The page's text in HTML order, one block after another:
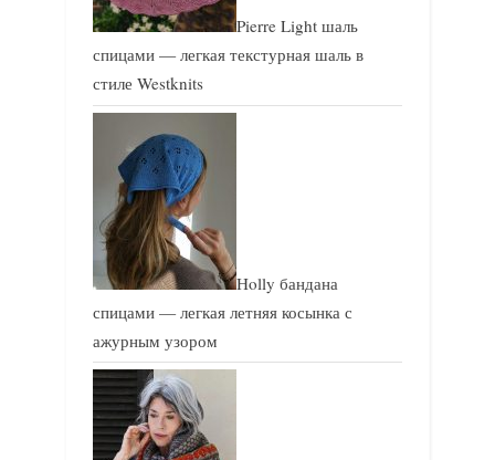
Pierre Light шаль
спицами — легкая текстурная шаль в
стиле Westknits
Holly бандана
спицами — легкая летняя косынка с
ажурным узором